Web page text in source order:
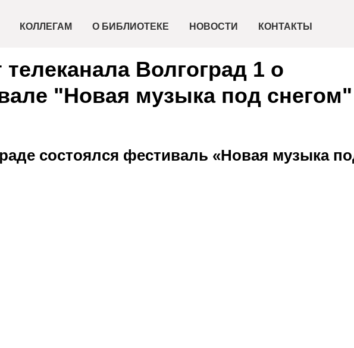
КОЛЛЕГАМ О БИБЛИОТЕКЕ НОВОСТИ КОНТАКТЫ
Волгоград 1 о
"Новая музыка под снегом"
состоялся фестиваль «Новая музыка